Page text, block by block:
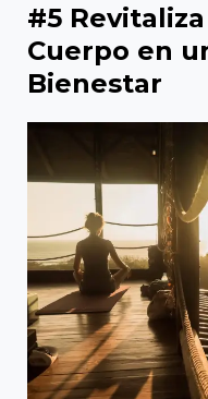
#5
Cuerpo en
Bienestar